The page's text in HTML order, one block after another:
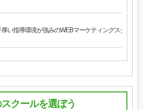
厚い指導環境が強みのWEBマーケティングスクール
クールを選ぼう